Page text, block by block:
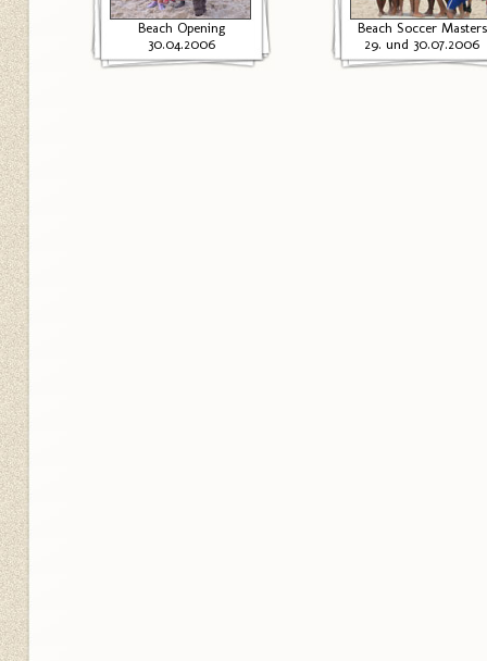
Beach Opening
30.04.2006
Beach Soccer Masters
29. und 30.07.2006